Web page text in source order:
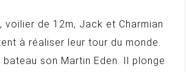
voilier de 12m, Jack et Charmian
à réaliser leur tour du monde.
son Martin Eden. Il plonge